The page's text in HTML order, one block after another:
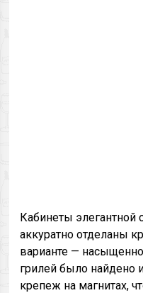
Кабинеты
аккуратно отделаны
варианте —
грилей было найдено
крепеж на магнитах,